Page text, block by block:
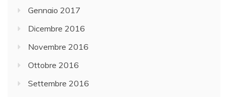
Gennaio 2017
Dicembre 2016
Novembre 2016
Ottobre 2016
Settembre 2016